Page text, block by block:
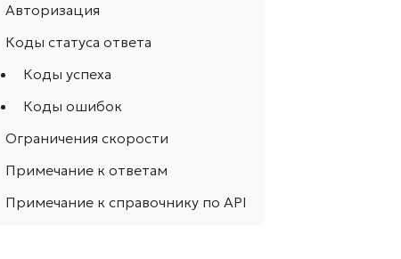
Авторизация
Коды статуса ответа
Коды успеха
Коды ошибок
Ограничения скорости
Примечание к ответам
Примечание к справочнику по API